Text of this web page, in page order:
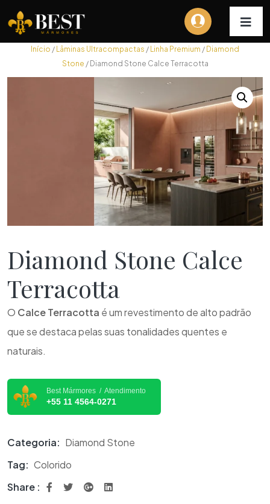
Início / Lâminas Ultracompactas / Linha Premium / Diamond
Stone / Diamond Stone Calce Terracotta
Diamond Stone Calce
Terracotta
O Calce Terracotta é um revestimento de alto padrão
que se destaca pelas suas tonalidades quentes e
naturais.
Best Mármores / Atendimento
+55 11 4564-0271
Categoria: Diamond Stone
Tag: Colorido
Share :